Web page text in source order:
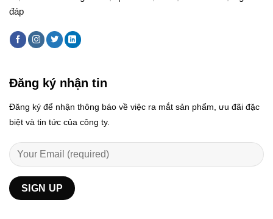
đáp
Đăng ký nhận tin
Đăng ký để nhận thông báo về việc ra mắt sản phẩm, ưu đãi đặc
biệt và tin tức của công ty.